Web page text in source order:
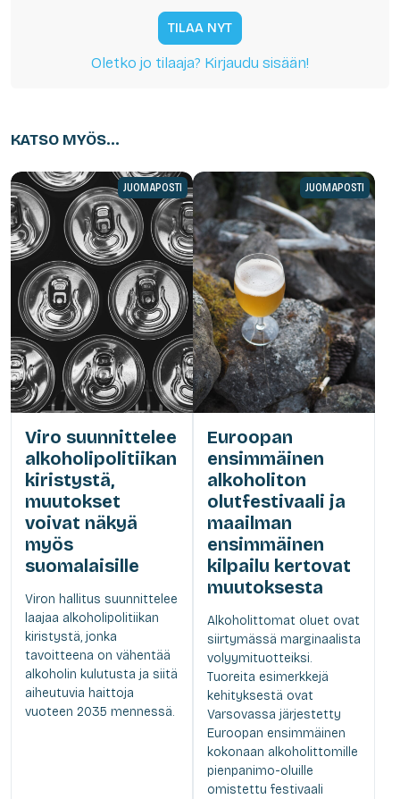
TILAA NYT
Oletko jo tilaaja? Kirjaudu sisään!
KATSO MYÖS...
JUOMAPOSTI
Viro suunnittelee
alkoholipolitiikan
kiristystä,
muutokset
voivat näkyä
myös
suomalaisille
Viron hallitus suunnittelee
laajaa alkoholipolitiikan
kiristystä, jonka
tavoitteena on vähentää
alkoholin kulutusta ja siitä
aiheutuvia haittoja
vuoteen 2035 mennessä.
JUOMAPOSTI
Euroopan
ensimmäinen
alkoholiton
olutfestivaali ja
maailman
ensimmäinen
kilpailu kertovat
muutoksesta
Alkoholittomat oluet ovat
siirtymässä marginaalista
volyymituotteiksi.
Tuoreita esimerkkejä
kehityksestä ovat
Varsovassa järjestetty
Euroopan ensimmäinen
kokonaan alkoholittomille
pienpanimo-oluille
omistettu festivaali